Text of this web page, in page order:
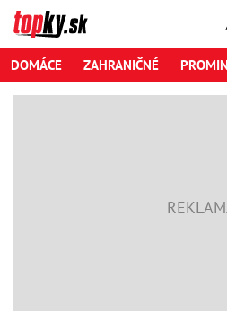
DOMÁCE ZAHRANIČNÉ